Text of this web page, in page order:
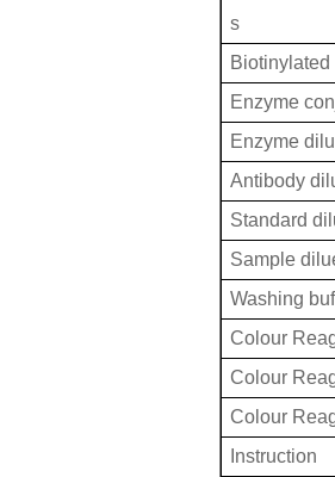
s
Enzyme
Enzyme
Antibody
Standard
Sample
Washing
Colour
Colour
Colour
Instruction